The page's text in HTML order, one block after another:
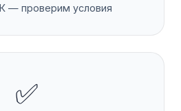
— проверим условия
✅